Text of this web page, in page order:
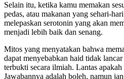
Selain itu, ketika kamu memakan
pedas, atau makanan yang sehari-
melepaskan serotonin yang akan
menjadi lebih baik dan senang.
Mitos yang menyatakan bahwa
dapat menyebabkan haid tidak
terbukti secara ilmiah. Lantas
Jawabannya adalah boleh, namun